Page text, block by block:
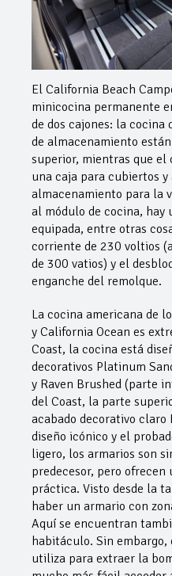
El California Beach
minicocina permanente
de dos cajones: la cocina
de almacenamiento
superior, mientras que
una caja para cubiertos y
almacenamiento para la
al módulo de cocina, hay
equipada, entre otras
corriente de 230 voltios
de 300 vatios) y el
enganche del remolque.
La cocina americana de
y California Ocean es
Coast, la cocina está
decorativos Platinum
y Raven Brushed (parte
del Coast, la parte
acabado decorativo claro
diseño icónico y el
ligero, los armarios son
predecesor, pero
práctica. Visto desde la
haber un armario con
Aquí se encuentran
habitáculo. Sin embargo,
utiliza para extraer la